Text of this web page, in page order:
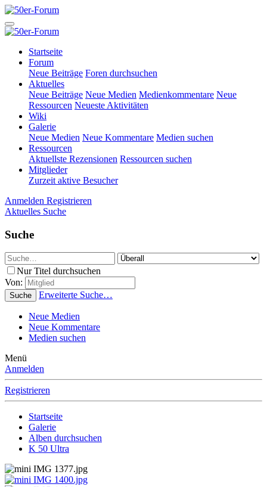
Startseite
Forum
Neue Beiträge Foren durchsuchen
Aktuelles
Neue Beiträge Neue Medien Medienkommentare Neue
Ressourcen Neueste Aktivitäten
Wiki
Galerie
Neue Medien Neue Kommentare Medien suchen
Ressourcen
Aktuellste Rezensionen Ressourcen suchen
Mitglieder
Zurzeit aktive Besucher
Anmelden Registrieren
Aktuelles Suche
Suche
Nur Titel durchsuchen
Von:
Suche Erweiterte Suche…
Neue Medien
Neue Kommentare
Medien suchen
Menü
Anmelden
Registrieren
Startseite
Galerie
Alben durchsuchen
K 50 Ultra